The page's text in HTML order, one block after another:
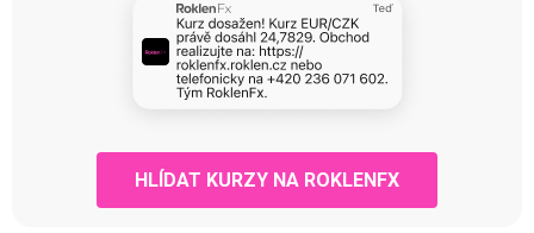
HLÍDAT KURZY NA ROKLENFX